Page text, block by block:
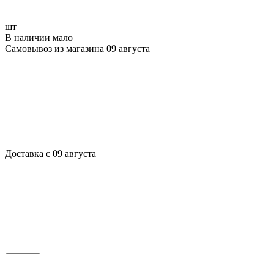
шт
В наличии мало
Самовывоз из магазина 09 августа
Доставка с 09 августа